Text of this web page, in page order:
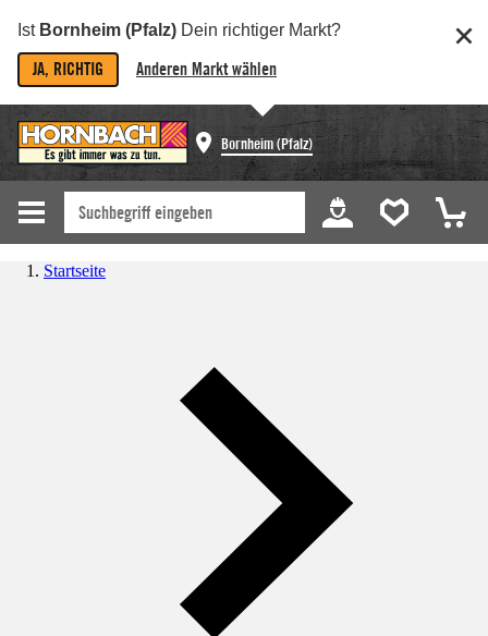
Ist Bornheim (Pfalz) Dein richtiger Markt?
JA, RICHTIG Anderen Markt wählen
Bornheim (Pfalz)
Startseite